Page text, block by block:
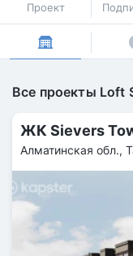
Проект
Все проекты Loft
ЖК Sievers
Алматинская обл.,
уч Nº116